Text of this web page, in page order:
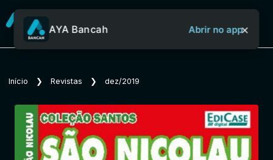
Sobre o Aya Bancah
AYA Bancah Abrir no app×
Início ❯ Revistas ❯ dez/2019